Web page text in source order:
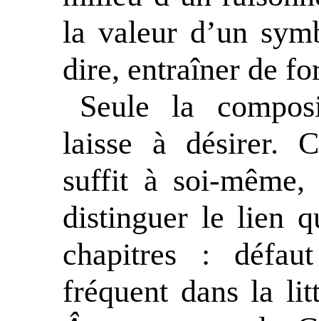
la valeur d’un
dire, entraîner de
Seule la
laisse à désirer.
suffit à soi-
distinguer le lien
chapitres :
fréquent dans la